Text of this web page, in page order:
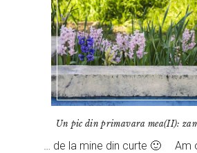
Un pic din primavara mea(II):
… de la mine din curte 🙂 Am